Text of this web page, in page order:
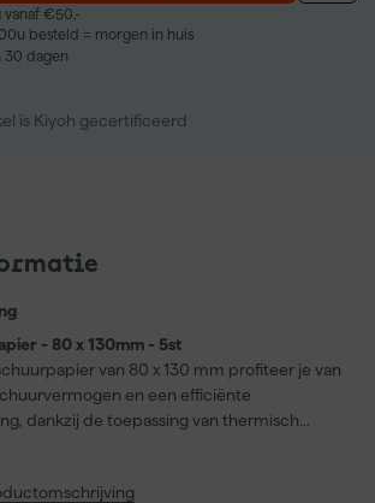
vanaf €50,-
besteld = morgen in huis
30 dagen
is Kiyoh gecertificeerd
- 80 x 130mm - 5st
van 80 x 130 mm profiteer je van
en een efficiënte
dankzij de toepassing van thermisch
in de coating en de halfopen